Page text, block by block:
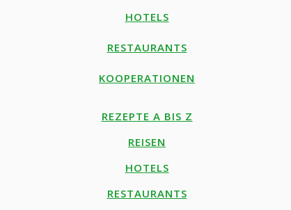
HOTELS
RESTAURANTS
KOOPERATIONEN
REZEPTE A BIS Z
REISEN
HOTELS
RESTAURANTS